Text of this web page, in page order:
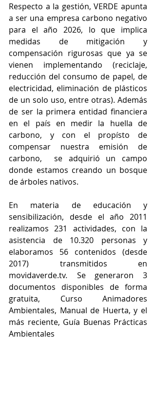
Respecto a la gestión, VERDE apunta
a ser una empresa carbono negativo
para el año 2026, lo que implica
medidas de mitigación y
compensación rigurosas que ya se
vienen implementando (reciclaje,
reducción del consumo de papel, de
electricidad, eliminación de plásticos
de un solo uso, entre otras). Además
de ser la primera entidad financiera
en el país en medir la huella de
carbono, y con el propísto de
compensar nuestra emisión de
carbono,  se adquirió un campo
donde estamos creando un bosque
de árboles nativos.
En materia de educación y
sensibilización, desde el año 2011
realizamos 231
actividades, con la
asistencia de 10.320 personas y
elaboramos
56
contenidos (desde
2017) transmitidos en
movidaverde.tv. Se generaron 3
documentos disponibles de forma
gratuita, Curso Animadores
Ambientales, Manual de Huerta, y el
más reciente, Guía Buenas Prácticas
Ambientales